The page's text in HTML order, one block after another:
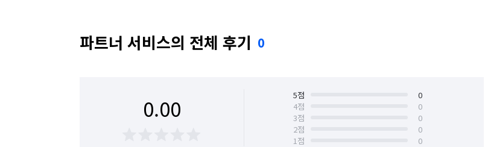
파트너 서비스의 전체 후기 0
0.00 5점
0
4점
0
3점
0
2점
0
1점
0